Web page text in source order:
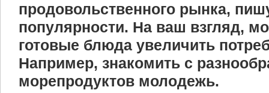
продовольственного рынка,
популярности. На ваш взгляд,
готовые блюда увеличить
Например, знакомить с
морепродуктов молодежь.